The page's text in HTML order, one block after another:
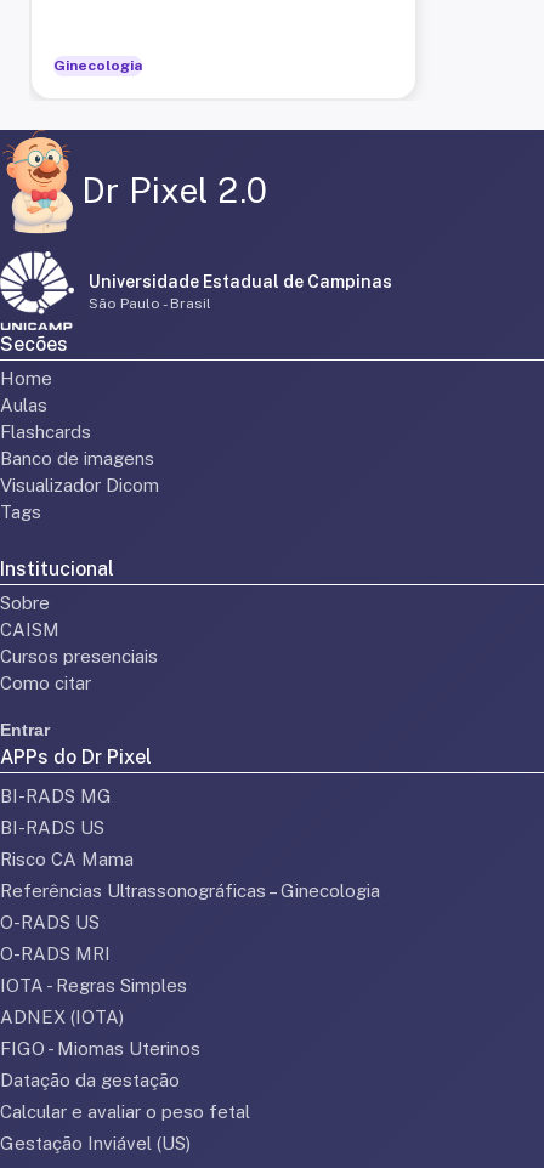
Ginecologia
Dr Pixel 2.0
Universidade Estadual de Campinas
São Paulo - Brasil
Secões
Home
Aulas
Flashcards
Banco de imagens
Visualizador Dicom
Tags
Institucional
Sobre
CAISM
Cursos presenciais
Como citar
Entrar
APPs do Dr Pixel
BI-RADS MG
BI-RADS US
Risco CA Mama
Referências Ultrassonográficas – Ginecologia
O-RADS US
O-RADS MRI
IOTA - Regras Simples
ADNEX (IOTA)
FIGO - Miomas Uterinos
Datação da gestação
Calcular e avaliar o peso fetal
Gestação Inviável (US)